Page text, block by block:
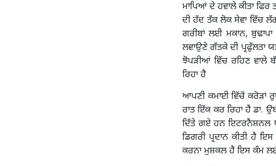
ਮਾਪਿਆਂ ਦੇ ਹਵਾਲੇ ਕੀਤਾ
ਦੀ ਹੱਦ ਤੱਕ ਲੋਕ ਸੇਵਾ ਵਿੱਚ
ਗਰੀਬਾਂ ਲਈ ਮਕਾਨ,
ਲਵਾਉਣੇ ਗੱਤਕੇ ਦੀ ਪ੍ਰਫੁੱਲਤਾ
ਝੋਪੜੀਆਂ ਵਿੱਚ ਰਹਿਣ ਵਾਲੇ
ਰਿਹਾ ਹੈ
ਆਪਣੀ ਕਮਾਈ ਵਿੱਚੋਂ ਕਰੋੜਾਂ
ਰਾਤ ਇੱਕ ਕਰ ਰਿਹਾ ਹੈ ਡਾ.
ਦਿੱਤੇ ਗਏ ਹਨ ਇਟਰਨੈਸ਼ਨਲ
ਡਿਗਰੀ ਪ੍ਰਦਾਨ ਕੀਤੀ ਹੈ
ਕਰਨਾ ਮੁਸ਼ਕਲ ਹੈ ਇਸ ਕੰਮ ਲਈ